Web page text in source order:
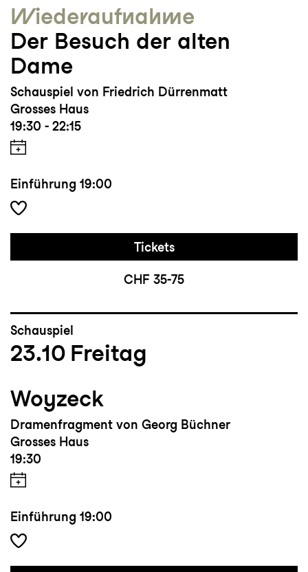
Wieder­aufnahme
Der Besuch der alten
Dame
Schauspiel von Friedrich Dürrenmatt
Grosses Haus
19:30 - 22:15
Einführung 19:00
Tickets
CHF 35-75
Schauspiel
23.10 Freitag
Woyzeck
Dramenfragment von Georg Büchner
Grosses Haus
19:30
Einführung 19:00